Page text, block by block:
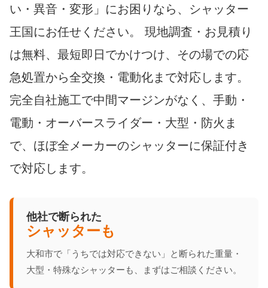
い・異音・変形」にお困りなら、シャッター
王国にお任せください。 現地調査・お見積り
は無料、最短即日でかけつけ、その場での応
急処置から全交換・電動化まで対応します。
完全自社施工で中間マージンがなく、手動・
電動・オーバースライダー・大型・防火ま
で、ほぼ全メーカーのシャッターに保証付き
で対応します。
他社で断られた
シャッターも
大和市で「うちでは対応できない」と断られた重量・
大型・特殊なシャッターも、まずはご相談ください。